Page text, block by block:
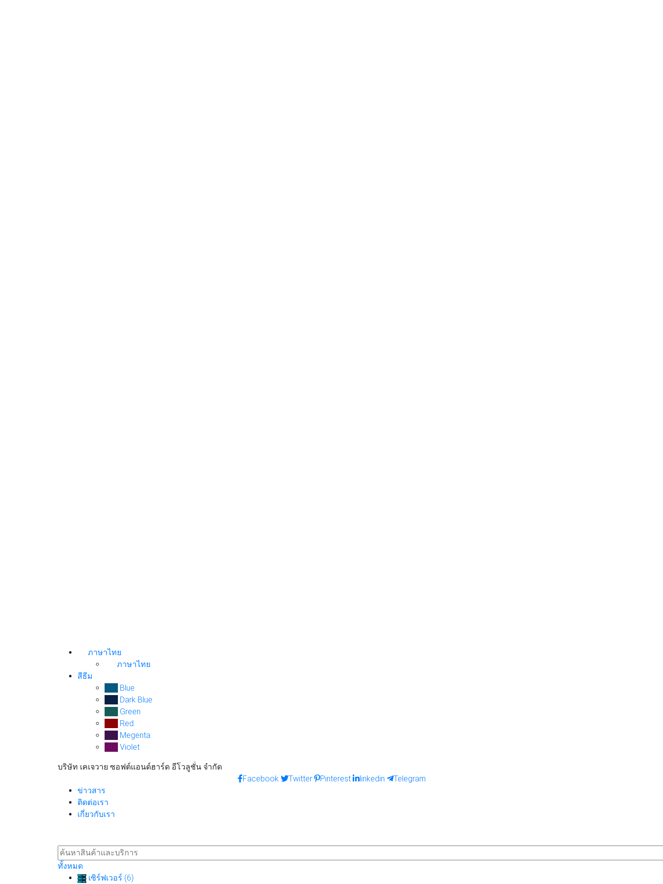
ภาษาไทย
ภาษาไทย
สีธีม
Blue
Dark Blue
Green
Red
Megenta
Violet
บริษัท เคเจวาย ซอฟต์แอนด์ฮาร์ด อีโวลูชั่น จำกัด
Facebook
Twitter Pinterest linkedin
Telegram
ข่าวสาร
ติดต่อเรา
เกี่ยวกับเรา
ทั้งหมด
เซิร์ฟเวอร์ (6)